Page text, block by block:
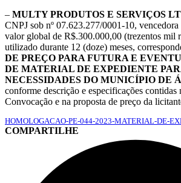
– MULTY PRODUTOS E SERVIÇOS
CNPJ sob nº 07.623.277/0001-10, vencedora
valor global de R$.300.000,00 (trezentos mil
utilizado durante 12 (doze) meses,
DE PREÇO PARA FUTURA E
DE MATERIAL DE EXPEDIENTE
NECESSIDADES DO MUNICÍPIO DE
conforme descrição e especificações contidas
Convocação e na proposta de preço da
HOMOLOGACAO-PE-044-2023-MATERIAL-DE-
COMPARTILHE